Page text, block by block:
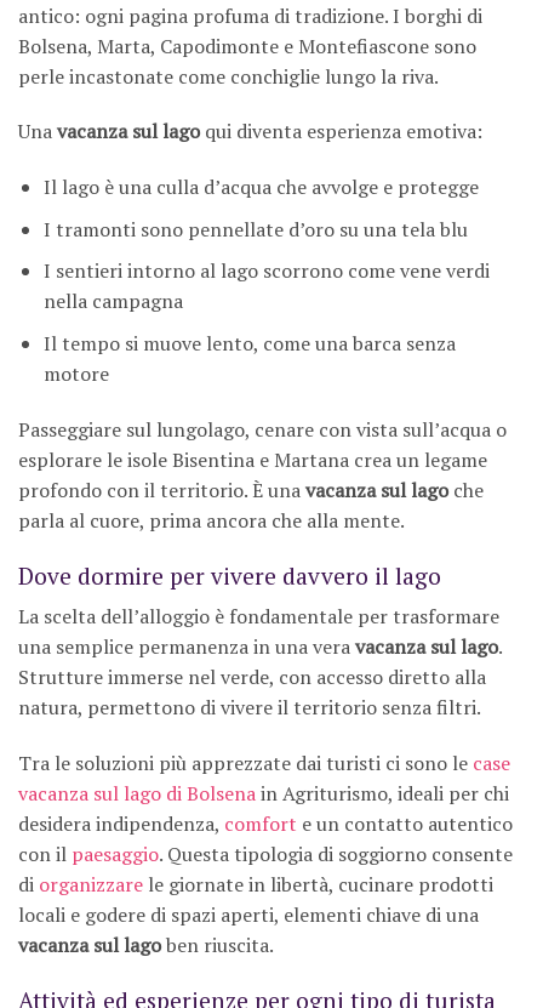
antico: ogni pagina profuma di tradizione. I borghi di
Bolsena, Marta, Capodimonte e Montefiascone sono
perle incastonate come conchiglie lungo la riva.
Unavacanza sul lagoqui diventa esperienza emotiva:
Il lago è una culla d’acqua che avvolge e protegge
I tramonti sono pennellate d’oro su una tela blu
I sentieri intorno al lago scorrono come vene verdi
nella campagna
Il tempo si muove lento, come una barca senza
motore
Passeggiare sul lungolago, cenare con vista sull’acqua o
esplorare le isole Bisentina e Martana crea un legame
profondo con il territorio. È unavacanza sul lagoche
parla al cuore, prima ancora che alla mente.
Dove dormire per vivere davvero il lago
La scelta dell’alloggio è fondamentale per trasformare
una semplice permanenza in una veravacanza sul lago.
Strutture immerse nel verde, con accesso diretto alla
natura, permettono di vivere il territorio senza filtri.
Tra le soluzioni più apprezzate dai turisti ci sono le case
vacanza sul lago di Bolsenain Agriturismo, ideali per chi
desidera indipendenza, comfort e un contatto autentico
con il paesaggio. Questa tipologia di soggiorno consente
di organizzare le giornate in libertà, cucinare prodotti
locali e godere di spazi aperti, elementi chiave di una
vacanza sul lagoben riuscita.
Attività ed esperienze per ogni tipo di turista